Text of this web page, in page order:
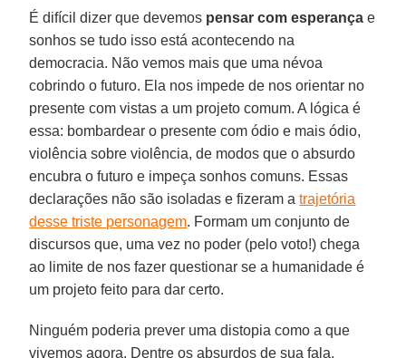
É difícil dizer que devemos pensar com esperança e
sonhos se tudo isso está acontecendo na
democracia. Não vemos mais que uma névoa
cobrindo o futuro. Ela nos impede de nos orientar no
presente com vistas a um projeto comum. A lógica é
essa: bombardear o presente com ódio e mais ódio,
violência sobre violência, de modos que o absurdo
encubra o futuro e impeça sonhos comuns. Essas
declarações não são isoladas e fizeram atrajetória
desse triste personagem. Formam um conjunto de
discursos que, uma vez no poder (pelo voto!) chega
ao limite de nos fazer questionar se a humanidade é
um projeto feito para dar certo.
Ninguém poderia prever uma distopia como a que
vivemos agora. Dentre os absurdos de sua fala,